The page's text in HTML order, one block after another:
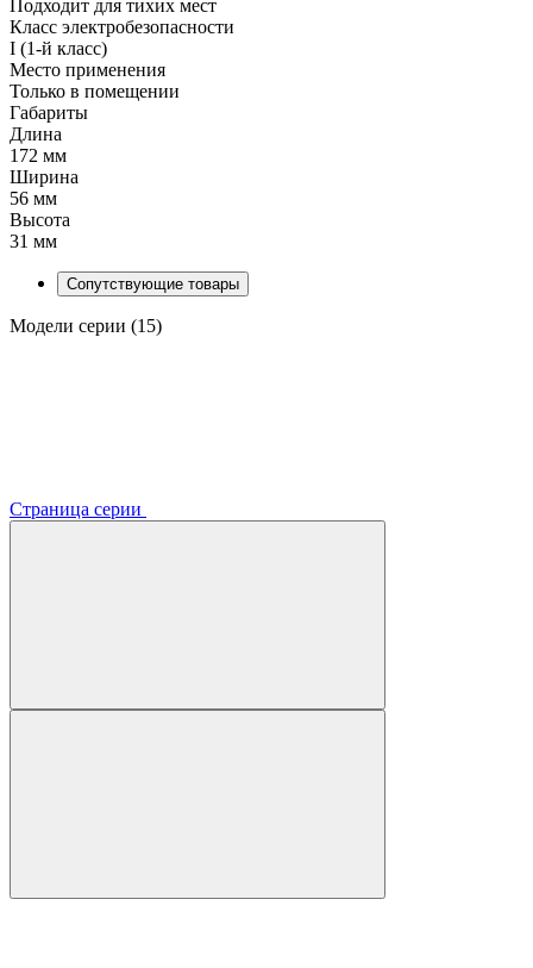
Подходит для тихих мест
Класс электробезопасности
I (1-й класс)
Место применения
Только в помещении
Габариты
Длина
172 мм
Ширина
56 мм
Высота
31 мм
Сопутствующие товары
Модели серии (15)
Страница серии